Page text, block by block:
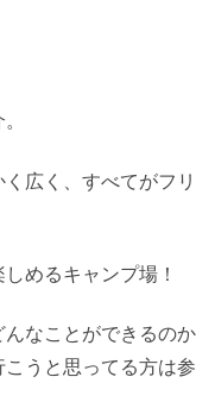
広く、すべてがフリ
めるキャンプ場！
なことができるのか
うと思ってる方は参